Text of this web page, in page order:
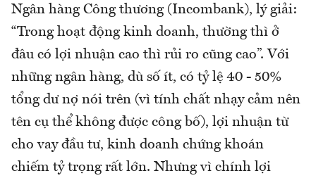
Ngân hàng Công thương (Incombank), lý giải:
“Trong hoạt động kinh doanh, thường thì ở
đâu có lợi nhuận cao thì rủi ro cũng cao”. Với
những ngân hàng, dù số ít, có tỷ lệ 40 - 50%
tổng dư nợ nói trên (vì tính chất nhạy cảm nên
tên cụ thể không được công bố), lợi nhuận từ
cho vay đầu tư, kinh doanh chứng khoán
chiếm tỷ trọng rất lớn. Nhưng vì chính lợi